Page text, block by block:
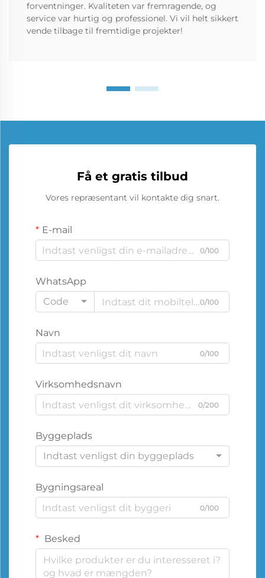
forventninger. Kvaliteten var fremragende, og
service var hurtig og professionel. Vi vil helt sikkert
vende tilbage til fremtidige projekter!
Få et gratis tilbud
Vores repræsentant vil kontakte dig snart.
E-mail
0/100
WhatsApp
Code
0/100
Navn
0/100
Virksomhedsnavn
0/200
Byggeplads
Indtast venligst din byggeplads
Bygningsareal
0/100
Besked